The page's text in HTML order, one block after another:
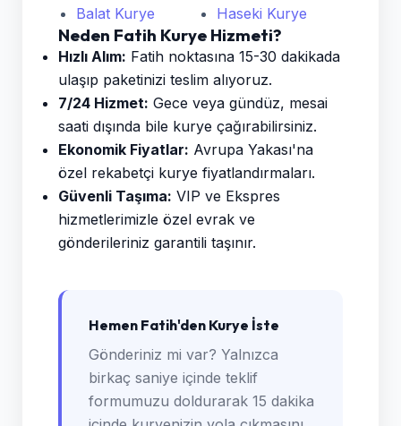
Balat Kurye
Haseki Kurye
Neden Fatih Kurye Hizmeti?
Hızlı Alım: Fatih noktasına 15-30 dakikada
ulaşıp paketinizi teslim alıyoruz.
7/24 Hizmet: Gece veya gündüz, mesai
saati dışında bile kurye çağırabilirsiniz.
Ekonomik Fiyatlar: Avrupa Yakası'na
özel rekabetçi kurye fiyatlandırmaları.
Güvenli Taşıma: VIP ve Ekspres
hizmetlerimizle özel evrak ve
gönderileriniz garantili taşınır.
Hemen Fatih'den Kurye İste
Gönderiniz mi var? Yalnızca
birkaç saniye içinde teklif
formumuzu doldurarak 15 dakika